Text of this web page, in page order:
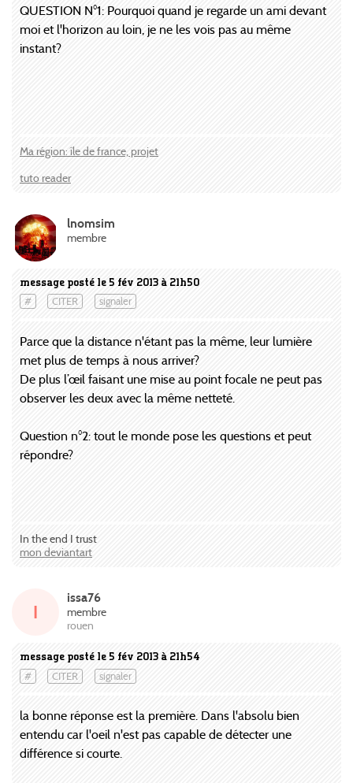
QUESTION N°1: Pourquoi quand je regarde un ami devant
moi et l'horizon au loin, je ne les vois pas au même
instant?
Ma région: île de france, projet
tuto reader
message posté le 5 fév 2013 à 21h50
# CITER signaler
lnomsim
membre
Parce que la distance n'étant pas la même, leur lumière
met plus de temps à nous arriver?
De plus l’œil faisant une mise au point focale ne peut pas
observer les deux avec la même netteté.
Question n°2: tout le monde pose les questions et peut
répondre?
In the end I trust
mon deviantart
message posté le 5 fév 2013 à 21h54
# CITER signaler
I
issa76
membre
rouen
la bonne réponse est la première. Dans l'absolu bien
entendu car l'oeil n'est pas capable de détecter une
différence si courte.